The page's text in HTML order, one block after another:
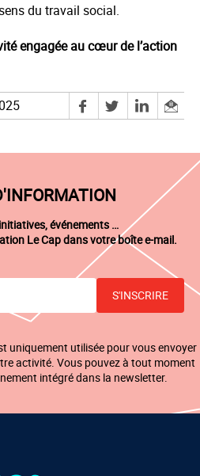
du travail social.
engagée au cœur de l’action
événements …
Le Cap dans votre boîte e-mail.
uniquement utilisée pour vous envoyer
activité. Vous pouvez à tout moment
intégré dans la newsletter.